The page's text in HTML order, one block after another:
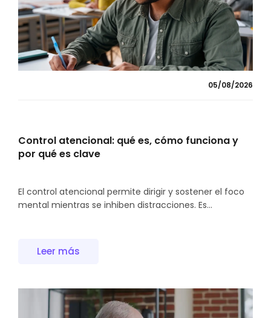
05/08/2026
Control atencional: qué es, cómo funciona y
por qué es clave
El control atencional permite dirigir y sostener el foco
mental mientras se inhiben distracciones. Es...
Leer más